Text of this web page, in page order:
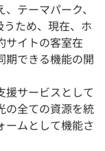
テーマパーク、
ため、現在、ホ
サイトの客室在
期できる機能の開
援サービスとして
の全ての資源を統
ームとして機能さ